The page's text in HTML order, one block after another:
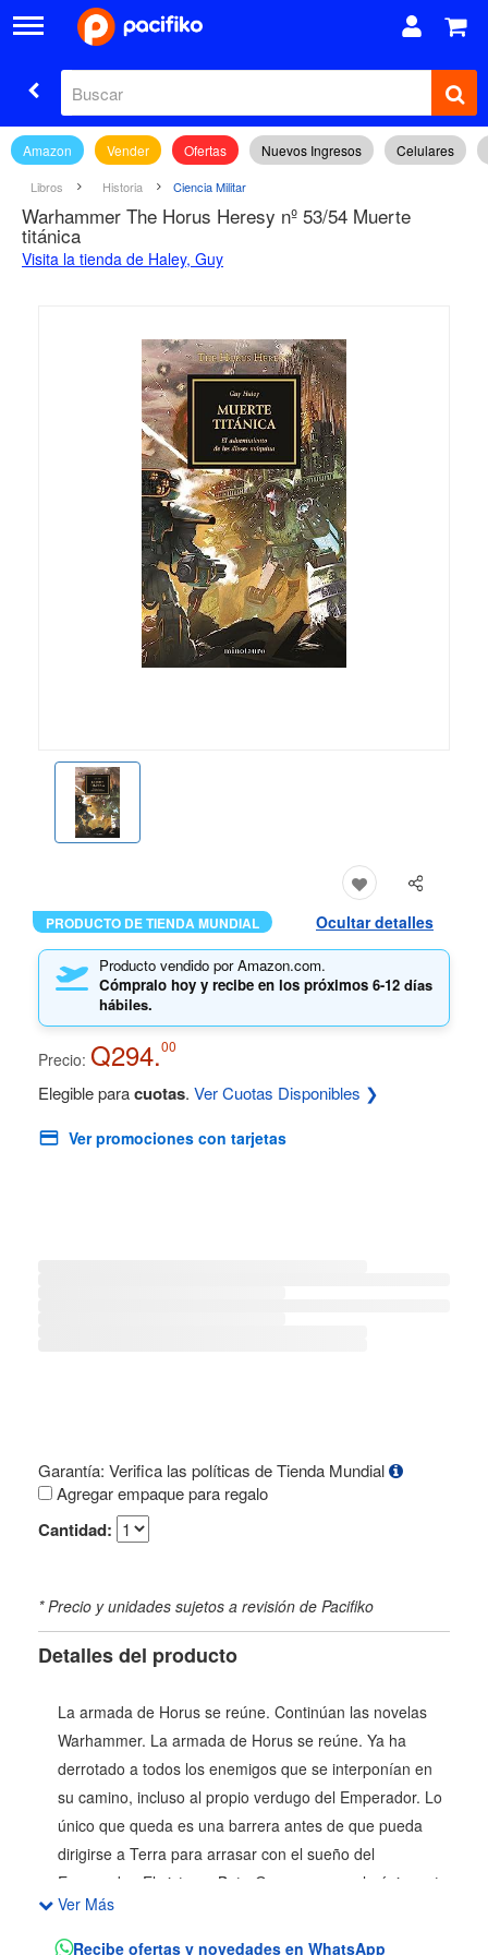
Amazon Vender Ofertas Nuevos Ingresos Celulares
Libros Historia Ciencia Militar
Warhammer The Horus Heresy nº 53/54 Muerte
titánica
Visita la tienda de Haley, Guy
PRODUCTO DE TIENDA MUNDIAL Ocultar detalles
Producto vendido por Amazon.com.
Cómpralo hoy y recibe en los próximos 6-12 días
hábiles.
Precio: Q294.00
Elegible paracuotas. Ver Cuotas Disponibles ❯
Ver promociones con tarjetas
Garantía: Verifica las políticas de Tienda Mundial
Agregar empaque para regalo
Cantidad:
* Precio y unidades sujetos a revisión de Pacifiko
Detalles del producto
La armada de Horus se reúne. Continúan las novelas
Warhammer. La armada de Horus se reúne. Ya ha
derrotado a todos los enemigos que se interponían en
su camino, incluso al propio verdugo del Emperador. Lo
único que queda es una barrera antes de que pueda
dirigirse a Terra para arrasar con el sueño del
Emperador. El sistema Beta-Garmon ocupa la única ruta
viable, la más directa, hacia el sistema solar y Terra.
Para derribar aquella barrera, Horus congrega a una
Ver Más
Recibe ofertas y novedades en WhatsApp